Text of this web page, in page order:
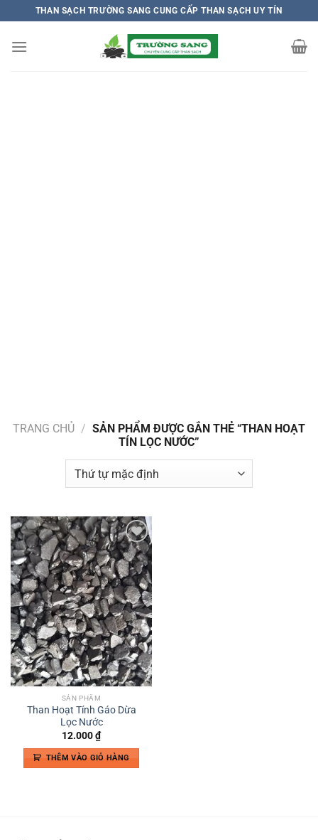
Chuyển
đến
nội
THAN SẠCH TRƯỜNG SANG CUNG CẤP THAN SẠCH UY TÍN
TRANG CHỦ / SẢN PHẨM ĐƯỢC GẮN THẺ “THAN HOẠT
TÍN LỌC NƯỚC”
Add to
wishlist
SẢN PHẨM
Than Hoạt Tính Gáo Dừa
Lọc Nước
12.000₫
THÊM VÀO GIỎ HÀNG